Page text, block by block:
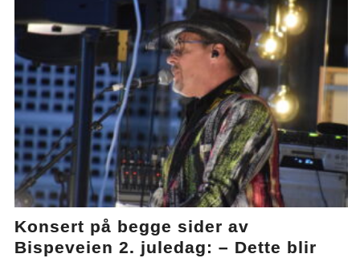
Konsert på begge sider av
Bispeveien 2. juledag: – Dette blir